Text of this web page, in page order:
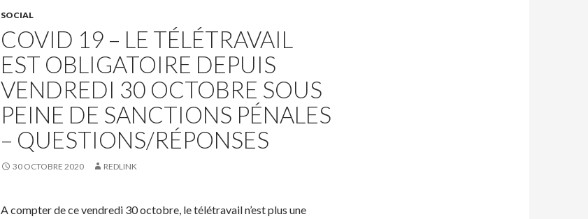
SOCIAL
COVID 19 – LE TÉLÉTRAVAIL
EST OBLIGATOIRE DEPUIS
VENDREDI 30 OCTOBRE SOUS
PEINE DE SANCTIONS PÉNALES
– QUESTIONS/RÉPONSES
30 OCTOBRE 2020 REDLINK
A compter de ce vendredi 30 octobre, le télétravail n’est plus une